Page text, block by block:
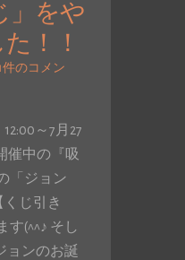
」をや
！！
件のコメン
～7月27
催中の『吸
「ジョン
くじ引き
す(^^♪ そし
ョンのお誕